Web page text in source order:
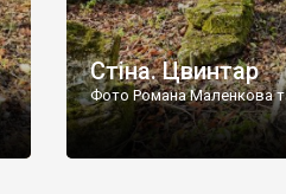
Стіна. Цвинтар
Фото Романа Маленкова